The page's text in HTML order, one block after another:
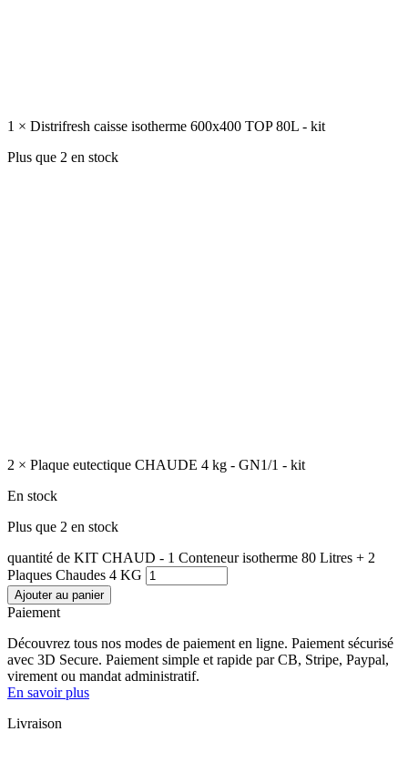
1 × Distrifresh caisse isotherme 600x400 TOP 80L - kit
Plus que 2 en stock
2 × Plaque eutectique CHAUDE 4 kg - GN1/1 - kit
En stock
Plus que 2 en stock
quantité de KIT CHAUD - 1 Conteneur isotherme 80 Litres + 2
Plaques Chaudes 4 KG
Ajouter au panier
Paiement
Découvrez tous nos modes de paiement en ligne. Paiement sécurisé
avec 3D Secure. Paiement simple et rapide par CB, Stripe, Paypal,
virement ou mandat administratif.
En savoir plus
Livraison